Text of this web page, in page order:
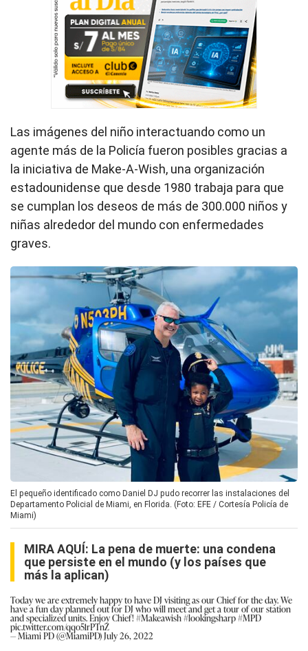
Las imágenes del niño interactuando como un
agente más de la Policía fueron posibles gracias a
la iniciativa de Make-A-Wish, una organización
estadounidense que desde 1980 trabaja para que
se cumplan los deseos de más de 300.000 niños y
niñas alrededor del mundo con enfermedades
graves.
El pequeño identificado como Daniel DJ pudo recorrer las instalaciones del
Departamento Policial de Miami, en Florida. (Foto: EFE / Cortesía Policía de
Miami)
MIRA AQUÍ: La pena de muerte: una condena
que persiste en el mundo (y los países que
más la aplican)
Today we are extremely happy to have DJ visiting as our Chief for the day. We
have a fun day planned out for DJ who will meet and get a tour of our station
and specialized units. Enjoy Chief! #Makeawish#lookingsharp#MPD
pic.twitter.com/qqo51rPTnZ
— Miami PD (@MiamiPD)July 26, 2022